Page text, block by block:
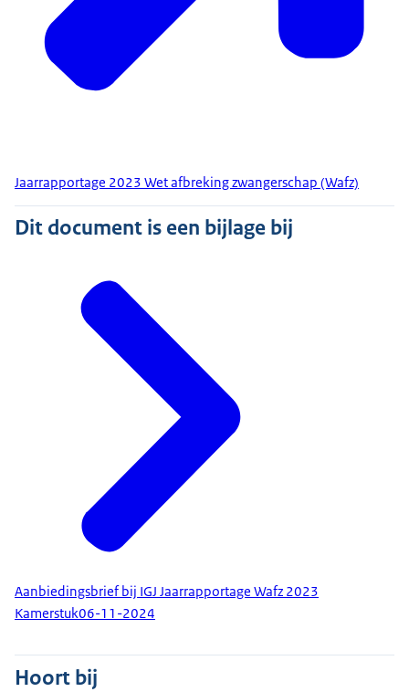
Jaarrapportage 2023 Wet afbreking zwangerschap (Wafz)
Dit document is een bijlage bij
Aanbiedingsbrief bij IGJ Jaarrapportage Wafz 2023
Kamerstuk06-11-2024
Hoort bij